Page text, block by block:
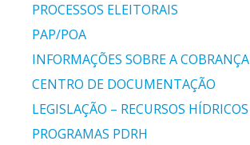
PROCESSOS ELEITORAIS
PAP/POA
INFORMAÇÕES SOBRE A COBRANÇA
CENTRO DE DOCUMENTAÇÃO
LEGISLAÇÃO – RECURSOS HÍDRICOS
PROGRAMAS PDRH